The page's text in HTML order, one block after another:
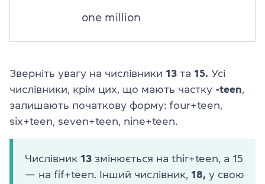
one million
Зверніть увагу на числівники 13 та 15. Усі
числівники, крім цих, що мають частку -teen
залишають початкову форму: four+teen,
six+teen, seven+teen, nine+teen.
Числівник 13 змінюється на thir+teen, a 15
— на fif+teen. Інший числівник, 18, у свою